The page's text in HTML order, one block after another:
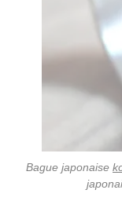
Bague japonaise